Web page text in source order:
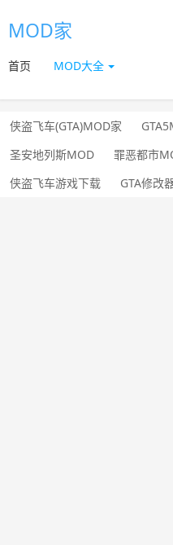
MOD家
首页 MOD大全
侠盗飞车(GTA)MOD家
圣安地列斯MOD
罪恶都市
侠盗飞车游戏下载
GTA修改